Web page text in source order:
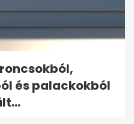
és palackokból